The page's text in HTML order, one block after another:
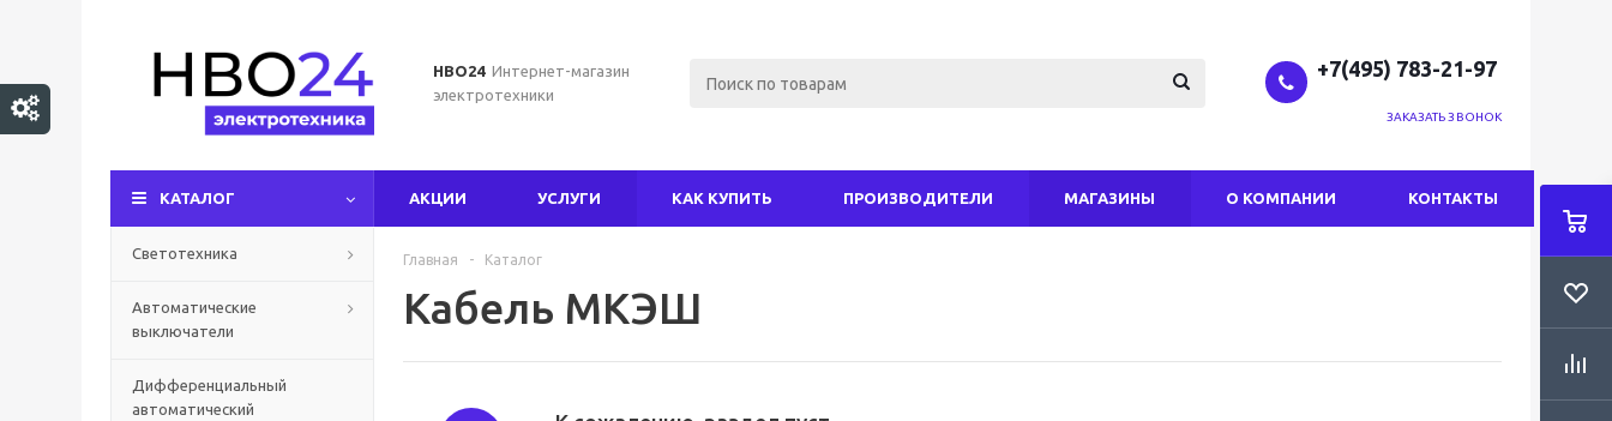
НВО24 Интернет-магазин
электротехники
+7(495) 783-21-97
ЗАКАЗАТЬ ЗВОНОК
КАТАЛОГ АКЦИИ УСЛУГИ КАК КУПИТЬ ПРОИЗВОДИТЕЛИ МАГАЗИНЫ О КОМПАНИИ КОНТАКТЫ
Светотехника
Автоматические
выключатели
Дифференциальный
автоматический
Главная - Каталог
Кабель МКЭШ